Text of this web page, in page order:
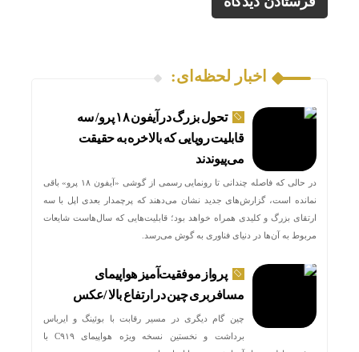
اخبار لحظه‌ای:
تحول بزرگ در آیفون ۱۸ پرو/ سه
قابلیت رویایی که بالاخره به حقیقت
می‌پیوندند
در حالی که فاصله چندانی تا رونمایی رسمی از گوشی «آیفون ۱۸ پرو» باقی
نمانده است، گزارش‌های جدید نشان می‌دهند که پرچمدار بعدی اپل با سه
ارتقای بزرگ و کلیدی همراه خواهد بود؛ قابلیت‌هایی که سال‌هاست شایعات
مربوط به آن‌ها در دنیای فناوری به گوش می‌رسد.
پرواز موفقیت‌آمیز هواپیمای
مسافربری چین در ارتفاع بالا /عکس
چین گام دیگری در مسیر رقابت با بوئینگ و ایرباس
برداشت و نخستین نسخه ویژه هواپیمای C۹۱۹ با